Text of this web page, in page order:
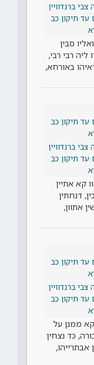
צבי ברנדוויין
עד תיקון כב
סבין
רבי רבי,
באורחא,
עד תיקון כב
צבי ברנדוויין
עד תיקון כב
קא אתיין
דנחתין
אתוון,
עד תיקון כב
צבי ברנדוויין
עד תיקון כב
ממנן על
כד נצחין
אבתרייהו,